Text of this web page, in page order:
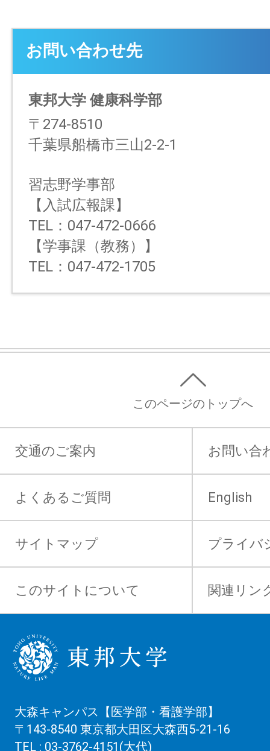
お問い合わせ先
東邦大学 健康科学部
〒274-8510
千葉県船橋市三山2-2-1
習志野学事部
【入試広報課】
TEL：047-472-0666
【学事課（教務）】
TEL：047-472-1705
このページのトップへ
交通のご案内 お問い合
よくあるご質問 English
サイトマップ プライバ
このサイトについて 関連リン
大森キャンパス【医学部・看護学部】
〒143-8540 東京都大田区大森西5-21-16
TEL : 03-3762-4151(大代)